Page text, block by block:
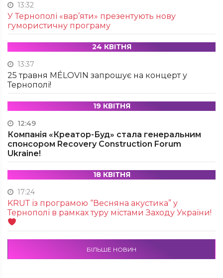
13:32
У Тернополі «вар’яти» презентують нову
гумористичну програму
24 КВІТНЯ
13:37
25 травня MÉLOVIN запрошує на концерт у
Тернополі!
19 КВІТНЯ
12:49
Компанія «Креатор-Буд» стала генеральним
спонсором Recovery Construction Forum
Ukraine!
18 КВІТНЯ
17:24
KRUТ із програмою “Весняна акустика” у
Тернополі в рамках туру містами Заходу України!
БІЛЬШЕ НОВИН